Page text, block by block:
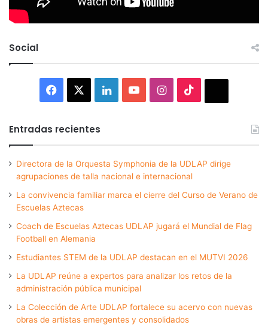
Social
Facebook LinkedInYouTubeInstagram
Entradas recientes
Directora de la Orquesta Symphonia de la UDLAP dirige
agrupaciones de talla nacional e internacional
La convivencia familiar marca el cierre del Curso de Verano de
Escuelas Aztecas
Coach de Escuelas Aztecas UDLAP jugará el Mundial de Flag
Football en Alemania
Estudiantes STEM de la UDLAP destacan en el MUTVI 2026
La UDLAP reúne a expertos para analizar los retos de la
administración pública municipal
La Colección de Arte UDLAP fortalece su acervo con nuevas
obras de artistas emergentes y consolidados